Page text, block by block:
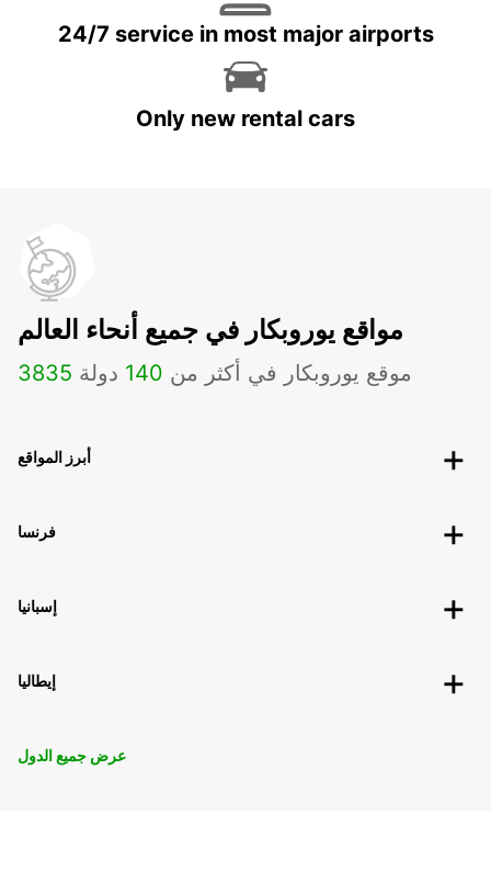
24/7 service in most major airports
Only new rental cars
مواقع يوروبكار في جميع أنحاء العالم
3835 موقع يوروبكار في أكثر من 140 دولة
أبرز المواقع
فرنسا
إسبانيا
إيطاليا
عرض جميع الدول